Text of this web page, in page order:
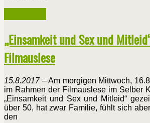
„Einsamkeit und Sex und
Filmauslese
15.8.2017– Am morgigen Mittwoch,
im Rahmen der Filmauslese im Selber
„Einsamkeit und Sex und Mitleid“
über 50, hat zwar Familie, fühlt sich
den